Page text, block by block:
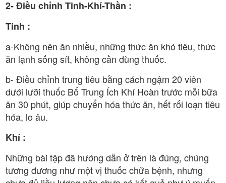
2- Điều chỉnh Tinh-Khí-Thần :
Tinh :
a-Không nên ăn nhiều, những thức ăn khó tiêu, thức
ăn lạnh sống sít, không cần dùng thuốc.
b- Điều chỉnh trung tiêu bằng cách ngậm 20 viên
dưới lưỡi thuốc Bổ Trung Ích Khí Hoàn trước mỗi bữa
ăn 30 phút, giúp chuyển hóa thức ăn, hết rối loạn tiêu
hóa, lo âu.
Khí :
Những bài tập đã hướng dẫn ở trên là đúng, chúng
tương đương như một vị thuốc chữa bệnh, nhưng